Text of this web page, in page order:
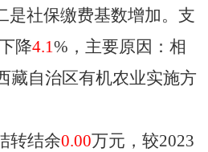
是社保缴费基数增加。支
降4.1%，主要原因： 相
藏自治区有机农业实施方
转结余0.00万元，较2023